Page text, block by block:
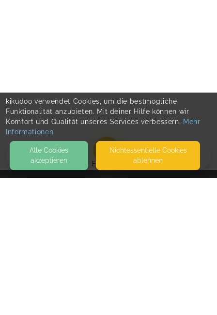
EVENTS
kikudoo verwendet Cookies, um die bestmögliche
Funktionalität anzubieten. Mit deiner Hilfe können wir
Komfort und Qualität unseres Services verbessern. Mehr
Informationen
Alle Cookies
akzeptieren
Nicht­essentielle Cookies
ablehnen